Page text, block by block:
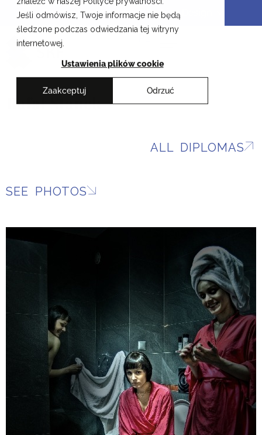
Jeśli odmówisz, Twoje informacje nie będą
śledzone podczas odwiedzania tej witryny
internetowej.
Ustawienia plików cookie
Zaakceptuj Odrzuć
Skip
content
Cracow School of Art & Fashion Design
PL
Rafał Stanek
ALL DIPLOMAS
SEE PHOTOS